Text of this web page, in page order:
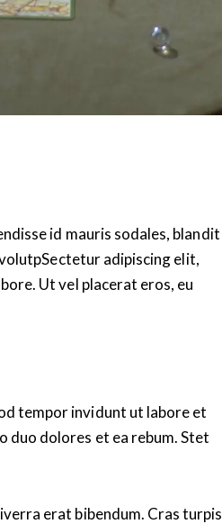
id mauris sodales, blandit
adipiscing elit,
Ut vel placerat eros, eu
tempor invidunt ut labore et
duo dolores et ea rebum. Stet
erat bibendum. Cras turpis